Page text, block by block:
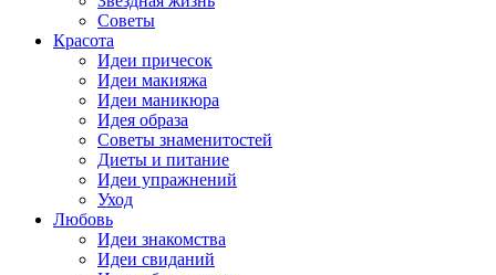
Советы
Красота
Идеи причесок
Идеи макияжа
Идеи маникюра
Идея образа
Советы знаменитостей
Диеты и питание
Идеи упражнений
Уход
Любовь
Идеи знакомства
Идеи свиданий